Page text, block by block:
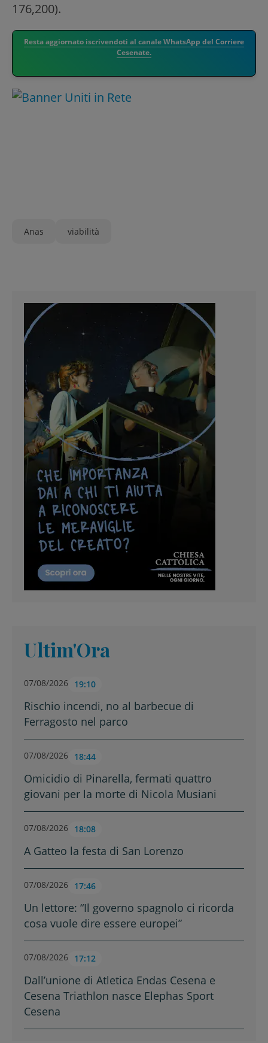
176,200).
Resta aggiornato iscrivendoti al canale WhatsApp del Corriere
Cesenate.
Anas viabilità
Ultim'Ora
07/08/2026 19:10
Rischio incendi, no al barbecue di
Ferragosto nel parco
07/08/2026 18:44
Omicidio di Pinarella, fermati quattro
giovani per la morte di Nicola Musiani
07/08/2026 18:08
A Gatteo la festa di San Lorenzo
07/08/2026 17:46
Un lettore: “Il governo spagnolo ci ricorda
cosa vuole dire essere europei”
07/08/2026 17:12
Dall’unione di Atletica Endas Cesena e
Cesena Triathlon nasce Elephas Sport
Cesena